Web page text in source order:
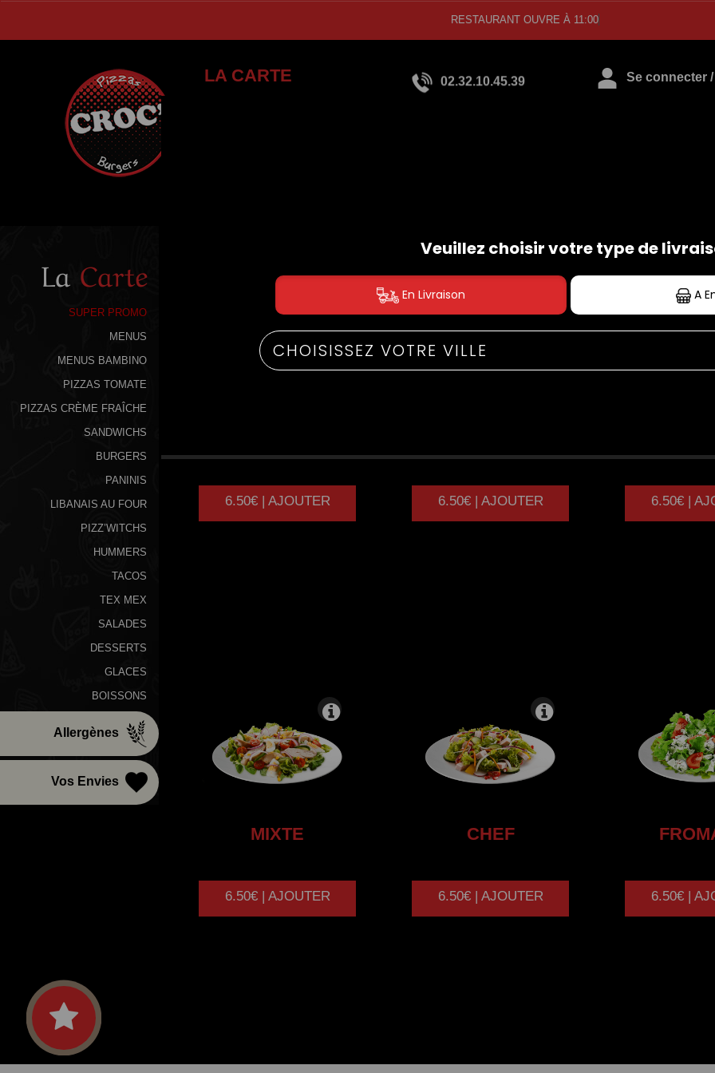
RESTAURANT OUVRE À 11:00
LA CARTE 02.32.10.45.39 Se connecter
La Carte
SUPER PROMO
MENUS
MENUS BAMBINO
PIZZAS TOMATE
PIZZAS CRÈME FRAÎCHE
SANDWICHS
BURGERS
PANINIS
LIBANAIS AU FOUR
PIZZ’WITCHS
HUMMERS
TACOS
TEX MEX
SALADES
DESSERTS
GLACES
BOISSONS
Allergènes
Vos Envies
SALADES
6.50€ | AJOUTER 6.50€ | AJOUTER 6.50€ |
MIXTE
6.50€ | AJOUTER
CHEF
6.50€ | AJOUTER 6.50€ |